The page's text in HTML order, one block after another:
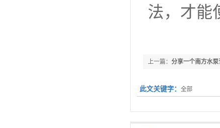
法，才能
上一篇： 分享一个南方水
此文关键字： 全部